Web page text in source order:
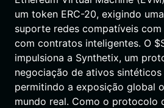
um token ERC-20, exigindo
suporte redes compatíveis
com contratos inteligentes. O
impulsiona a Synthetix, um
negociação de ativos
permitindo a exposição global
mundo real. Como o protocolo